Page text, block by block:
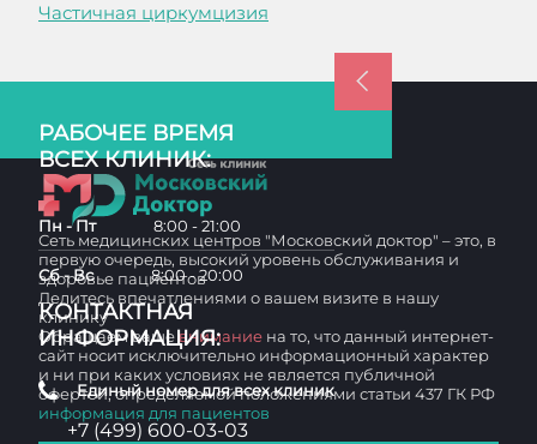
Частичная циркумцизия
РАБОЧЕЕ ВРЕМЯ
ВСЕХ КЛИНИК:
Пн - Пт 8:00 - 21:00
Сб - Вс 8:00 - 20:00
КОНТАКТНАЯ
ИНФОРМАЦИЯ:
Единый номер для всех клиник
+7 (499) 600-03-03
Сеть медицинских центров "Московский доктор" – это, в
первую очередь, высокий уровень обслуживания и
здоровье пациентов
Делитесь впечатлениями о вашем визите в нашу
клинику
Обращаем вашевнимание на то, что данный интернет-
сайт носит исключительно информационный характер
и ни при каких условиях не является публичной
офертой, определяемой положениями статьи 437 ГК РФ
информация для пациентов